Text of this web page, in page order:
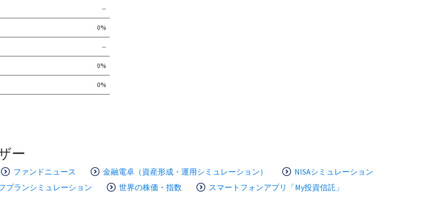
--
0%
--
0%
0%
ー
ファンドニュース 金融電卓（資産形成・運用シミュレーション）
NISAシミュレーション
プランシミュレーション
世界の株価・指数 スマートフォンアプリ「My投資信託」